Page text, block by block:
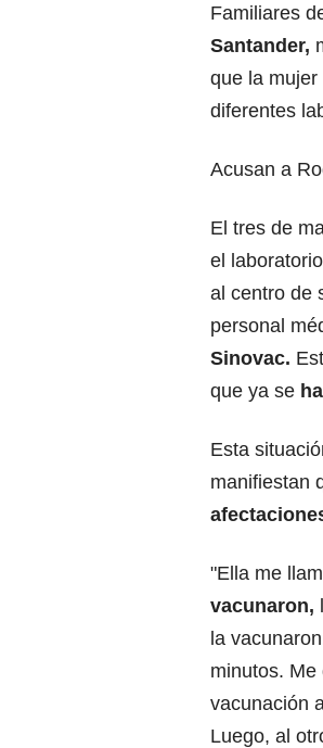
Familiares
Santander,
que la
diferentes
Acusan a
El tres de
el
al centro de
personal
Sinovac.
que ya se
Esta
manifiestan
"Ella me
vacunaron,
la
minutos.
vacunación
Luego, al